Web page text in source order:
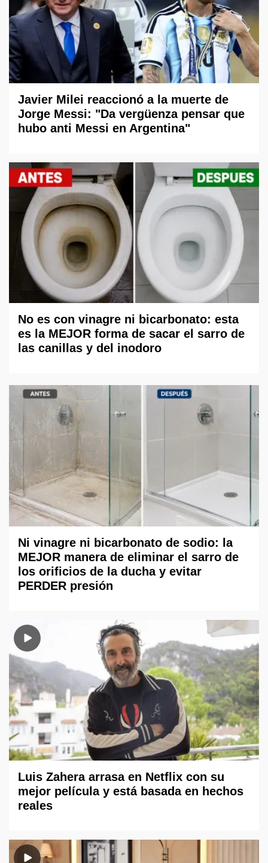
Javier Milei reaccionó a la muerte de
Jorge Messi: "Da vergüenza pensar que
hubo anti Messi en Argentina"
No es con vinagre ni bicarbonato: esta
es la MEJOR forma de sacar el sarro de
las canillas y del inodoro
Ni vinagre ni bicarbonato de sodio: la
MEJOR manera de eliminar el sarro de
los orificios de la ducha y evitar
PERDER presión
Luis Zahera arrasa en Netflix con su
mejor película y está basada en hechos
reales